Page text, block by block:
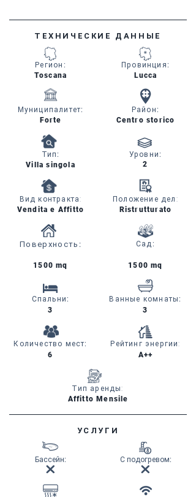
ТЕХНИЧЕСКИЕ ДАННЫЕ
Регион :
Toscana
Lucca
Провинция:
Муниципалитет:
Forte
Район:
Centro storico
Тип:
Villa singola
Вид контракта:
Vendita e Affitto
Уровни:
2
Положение дел:
Ristrutturato
Поверхность : Сад:
1500 mq
Спальни:
3
Количество мест:
6
1500 mq
Ванные комнаты:
3
Рейтинг энергии:
A++
Тип аренды:
Affitto Mensile
УСЛУГИ
Бассейн: С подогревом: